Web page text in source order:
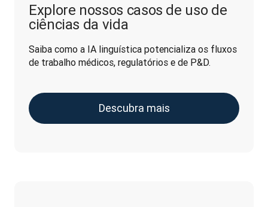
Explore nossos casos de uso de
ciências da vida
Saiba como a IA linguística potencializa os fluxos
de trabalho médicos, regulatórios e de P&D.
Descubra mais